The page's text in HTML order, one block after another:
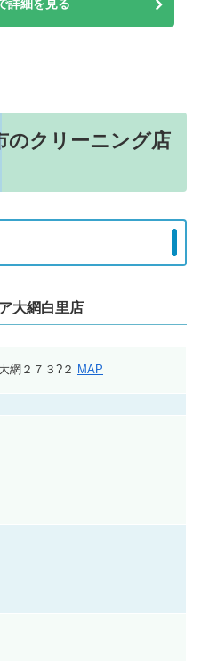
詳細を見る
のクリーニング店
大網白里店
網２７３?２ MAP